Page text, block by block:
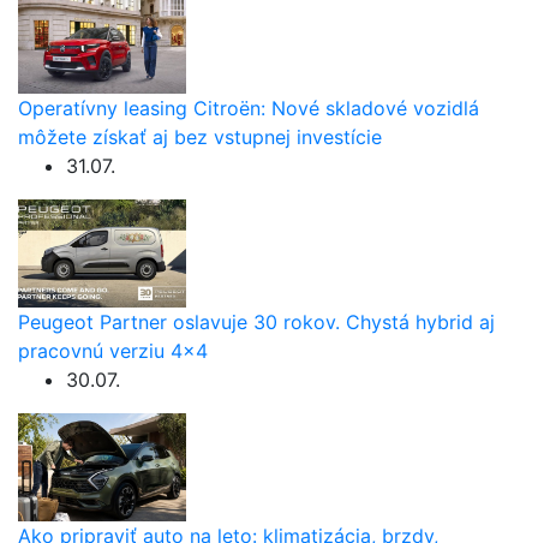
Operatívny leasing Citroën: Nové skladové vozidlá
môžete získať aj bez vstupnej investície
31.07.
Peugeot Partner oslavuje 30 rokov. Chystá hybrid aj
pracovnú verziu 4×4
30.07.
Ako pripraviť auto na leto: klimatizácia, brzdy,